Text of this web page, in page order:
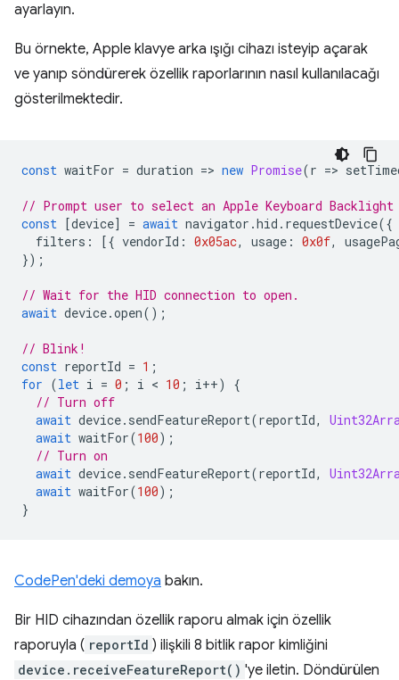
ayarlayın.
Bu örnekte, Apple klavye arka ışığı cihazı isteyip açarak
ve yanıp söndürerek özellik raporlarının nasıl kullanılacağı
gösterilmektedir.
const waitFor = duration => new Promise(r =>
// Prompt user to select an Apple Keyboard
const [device] = await navigator .hid . requestDevice({
filters : [{ vendorId : 0x05ac, usage : 0x0f,
});
// Wait for the HID connection to open.
await device.open();
// Blink!
const reportId = 1 ;
for (let i = 0 ; i < 10 ; i++)
{
// Turn off
await device. sendFeatureReport(reportId,
await waitFor(100);
// Turn on
await device. sendFeatureReport(reportId,
await waitFor(100);
}
CodePen'deki demoya bakın.
Bir HID cihazından özellik raporu almak için özellik
raporuyla ( reportId ) ilişkili 8 bitlik rapor kimliğini
device.receiveFeatureReport() 'ye iletin. Döndürülen